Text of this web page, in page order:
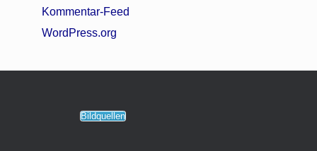
Kommentar-Feed
WordPress.org
Bildquellen